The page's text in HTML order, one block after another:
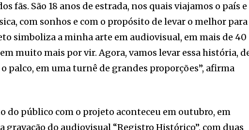
fãs. São 18 anos de estrada, nos quais viajamos o país e
com sonhos e com o propósito de levar o melhor
simboliza a minha arte em audiovisual, em mais de 40
muito mais por vir. Agora, vamos levar essa história,
palco, em uma turnê de grandes proporções”, afirma
do público com o projeto aconteceu em outubro, em
gravação do audiovisual “Registro Histórico”, com duas